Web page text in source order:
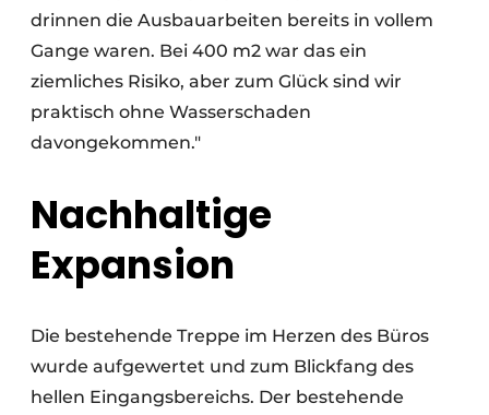
drinnen die Ausbauarbeiten bereits in vollem
Gange waren. Bei 400 m2 war das ein
ziemliches Risiko, aber zum Glück sind wir
praktisch ohne Wasserschaden
davongekommen."
Nachhaltige
Expansion
Die bestehende Treppe im Herzen des Büros
wurde aufgewertet und zum Blickfang des
hellen Eingangsbereichs. Der bestehende